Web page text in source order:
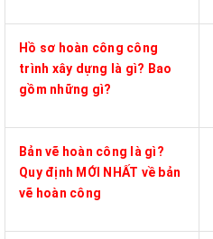
Hồ sơ hoàn công công
trình xây dựng là gì? Bao
gồm những gì?
Bản vẽ hoàn công là gì?
Quy định MỚI NHẤT về bản
vẽ hoàn công